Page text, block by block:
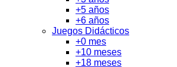
+5 años
+6 años
Juegos Didácticos
+0 mes
+10 meses
+18 meses